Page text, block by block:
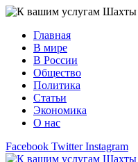
Главная
В мире
В России
Общество
Политика
Статьи
Экономика
О нас
Facebook Twitter Instagram